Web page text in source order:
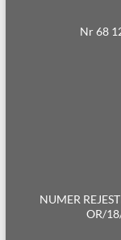
Nr 68
NUMER
OR/